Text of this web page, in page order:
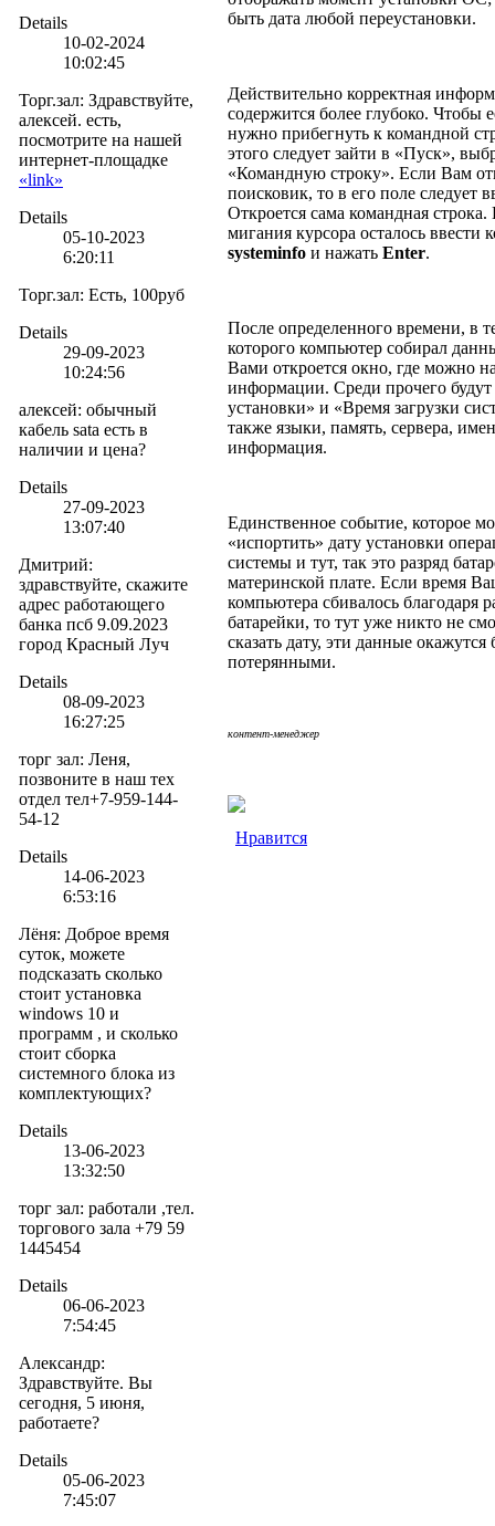
Details
10-02-2024
10:02:45
Торг.зал: Здравствуйте,
алексей. есть,
посмотрите на нашей
интернет-площадке
«link»
Details
05-10-2023
6:20:11
Торг.зал: Есть, 100руб
Details
29-09-2023
10:24:56
алексей: обычный
кабель sata есть в
наличии и цена?
Details
27-09-2023
13:07:40
Дмитрий:
здравствуйте, скажите
адрес работающего
банка псб 9.09.2023
город Красный Луч
Details
08-09-2023
16:27:25
торг зал: Леня,
позвоните в наш тех
отдел тел+7-959-144-
54-12
Details
14-06-2023
6:53:16
Лёня: Доброе время
суток, можете
подсказать сколько
стоит установка
windows 10 и
программ , и сколько
стоит сборка
системного блока из
комплектующих?
Details
13-06-2023
13:32:50
торг зал: работали ,тел.
торгового зала +79 59
1445454
Details
06-06-2023
7:54:45
Александр:
Здравствуйте. Вы
сегодня, 5 июня,
работаете?
Details
05-06-2023
7:45:07
быть дата любой переустановки.
Действительно корректная
содержится более глубоко. Чтобы
нужно прибегнуть к командной
этого следует зайти в «Пуск»,
«Командную строку». Если Вам
поисковик, то в его поле следует
Откроется сама командная строка.
мигания курсора осталось ввести
systeminfo и нажать Enter.
После определенного времени, в
которого компьютер собирал
Вами откроется окно, где можно
информации. Среди прочего
установки» и «Время загрузки
также языки, память, сервера,
информация.
Единственное событие, которое
«испортить» дату установки
системы и тут, так это разряд
материнской плате. Если время
компьютера сбивалось благодаря
батарейки, то тут уже никто не
сказать дату, эти данные окажутся
потерянными.
контент-менеджер
Нравится